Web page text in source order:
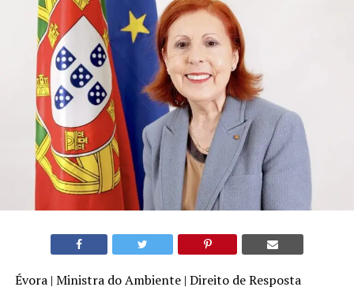
Évora | Ministra do Ambiente | Direito de Resposta